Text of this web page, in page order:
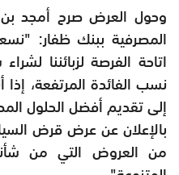
وحول العرض صرح أمجد بن
المصرفية ببنك ظفار:
اتاحة الفرصة لزبائننا
نسب الفائدة المرتفعة،
إلى تقديم أفضل الحلول
بالإعلان عن عرض قرض
من العروض التي من